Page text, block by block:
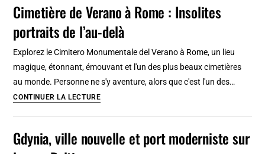
et
Saint-
Incontournable
feuille
Cimetière de Verano à Rome : Insolites
portraits de l’au-delà
Explorez le Cimitero Monumentale del Verano à Rome, un lieu
magique, étonnant, émouvant et l'un des plus beaux cimetières
au monde. Personne ne s'y aventure, alors que c'est l'un des…
CONTINUER LA LECTURECimetière
à
Gdynia, ville nouvelle et port moderniste sur